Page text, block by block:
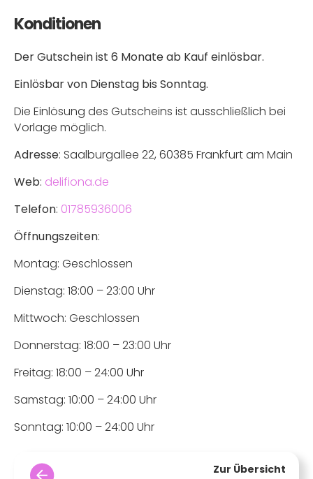
Konditionen
Der Gutschein ist 6 Monate ab Kauf einlösbar.
Einlösbar von Dienstag bis Sonntag.
Die Einlösung des Gutscheins ist ausschließlich bei
Vorlage möglich.
Adresse: Saalburgallee 22, 60385 Frankfurt am Main
Web: delifiona.de
Telefon: 01785936006
Öffnungszeiten:
Montag: Geschlossen
Dienstag: 18:00 – 23:00 Uhr
Mittwoch: Geschlossen
Donnerstag: 18:00 – 23:00 Uhr
Freitag: 18:00 – 24:00 Uhr
Samstag: 10:00 – 24:00 Uhr
Sonntag: 10:00 – 24:00 Uhr
Zur Übersicht